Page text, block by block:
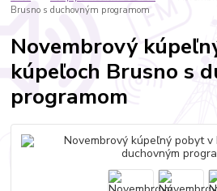
Brusno s duchovným programom
Novembrový
kúpeľoch Brusno s
programom